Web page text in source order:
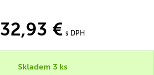
32,93 € s DPH
Skladem 3 ks